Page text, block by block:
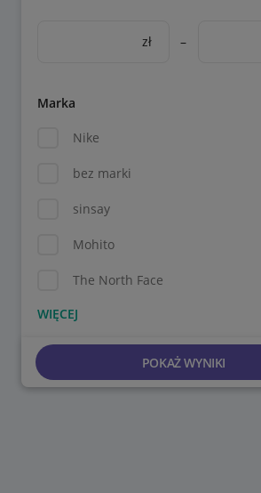
zł –
Marka
Nike
bez marki
sinsay
Mohito
The North Face
POKAŻ WYNIKI